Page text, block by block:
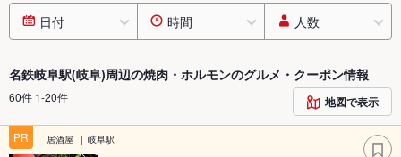
日付 時間 人数
名鉄岐阜駅(岐阜)周辺の焼肉・ホルモンのグルメ・クーポン情報
60件 1-20件 地図で表示
PR 居酒屋 岐阜駅